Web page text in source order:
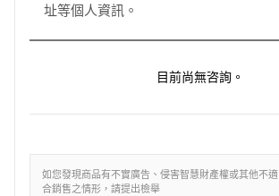
址等個人資訊。
目前尚無咨詢。
如您發現商品有不實廣告、侵害智慧財產權或其他不適
合銷售之情形，請提出檢舉